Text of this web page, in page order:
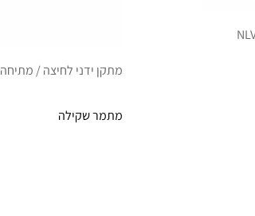
מתקן ידני לחיצה / מתיחה NLH
מתמר שקילה